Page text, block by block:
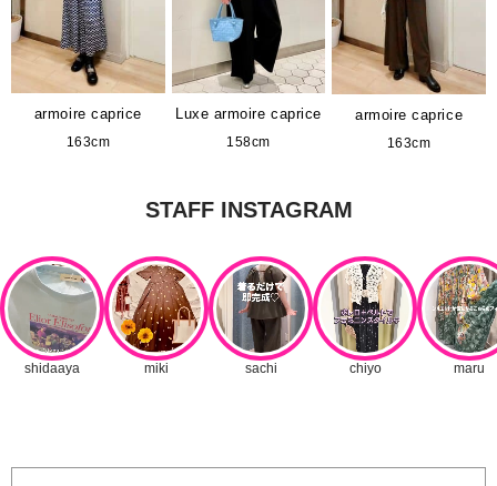
armoire caprice
163cm
Luxe armoire caprice
158cm
armoire caprice
163cm